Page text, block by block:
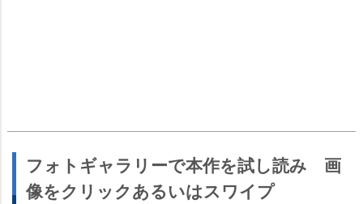
フォトギャラリーで本作を試し読み 画
像をクリックあるいはスワイプ